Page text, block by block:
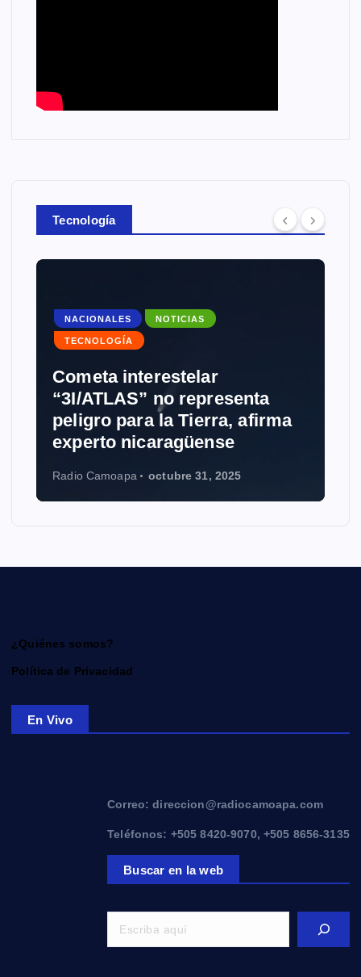
Tecnología
NACIONALES NOTICIAS
TECNOLOGÍA
Cometa interestelar
“3I/ATLAS” no representa
peligro para la Tierra, afirma
experto nicaragüense
Radio Camoapa octubre 31, 2025
¿Quiénes somos?
Política de Privacidad
En Vivo
Correo: direccion@radiocamoapa.com
Teléfonos: +505 8420-9070, +505 8656-3135
Buscar en la web